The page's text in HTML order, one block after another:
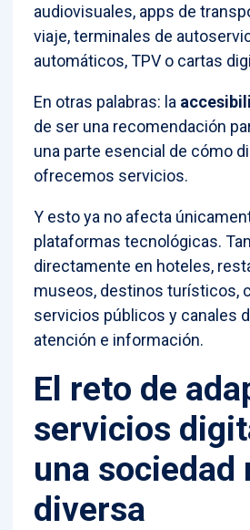
audiovisuales, apps de
viaje, terminales de
automáticos, TPV o cartas
En otras palabras: la
de ser una recomendación
una parte esencial de cómo
ofrecemos servicios.
Y esto ya no afecta
plataformas tecnológicas.
directamente en hoteles,
museos, destinos turísticos,
servicios públicos y canales
atención e información.
El reto de
servicios
una sociedad
diversa